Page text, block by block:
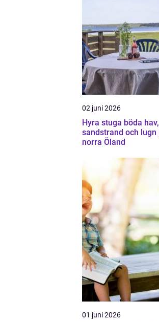
02 juni 2026
Hyra stuga böda hav,
sandstrand och lugn
norra Öland
01 juni 2026